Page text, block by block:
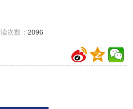
次数： 2096